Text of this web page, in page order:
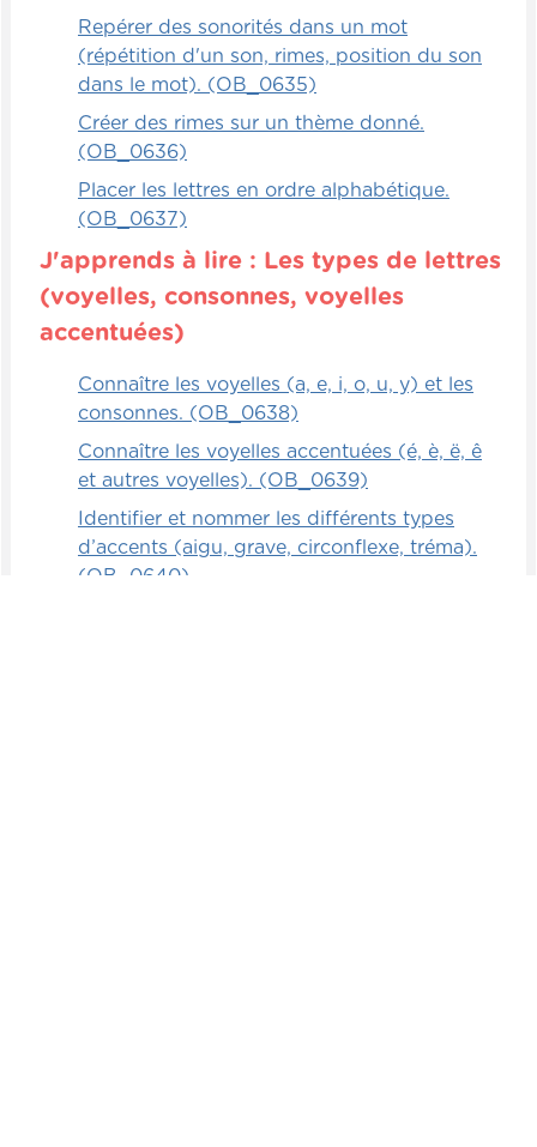
Repérer des sonorités dans un mot
(répétition d'un son, rimes, position du son
dans le mot). (OB_0635)
Créer des rimes sur un thème donné.
(OB_0636)
Placer les lettres en ordre alphabétique.
(OB_0637)
J'apprends à lire : Les types de lettres
(voyelles, consonnes, voyelles
accentuées)
Connaître les voyelles (a, e, i, o, u, y) et les
consonnes. (OB_0638)
Connaître les voyelles accentuées (é, è, ë, ê
et autres voyelles). (OB_0639)
Identifier et nommer les différents types
d’accents (aigu, grave, circonflexe, tréma).
(OB_0640)